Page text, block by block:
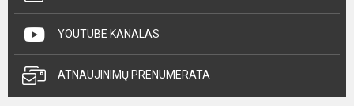
YOUTUBE KANALAS
ATNAUJINIMŲ PRENUMERATA